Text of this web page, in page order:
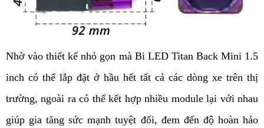
Nhờ vào thiết kế nhỏ gọn mà Bi LED Titan Back Mini 1.5
inch có thể lắp đặt ở hầu hết tất cả các dòng xe trên thị
trường, ngoài ra có thể kết hợp nhiều module lại với nhau
giúp gia tăng sức mạnh tuyệt đối, đem đến độ hoàn hảo